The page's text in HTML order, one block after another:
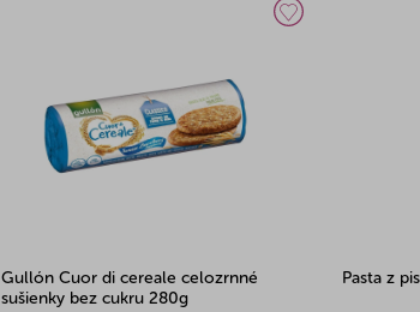
Gullón Cuor di cereale celozrnné
sušienky bez cukru 280g
Pasta z